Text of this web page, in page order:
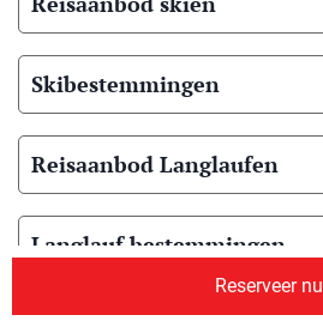
Reserveer nu
Skibestemmingen
Reisaanbod Langlaufen
Langlauf bestemmingen